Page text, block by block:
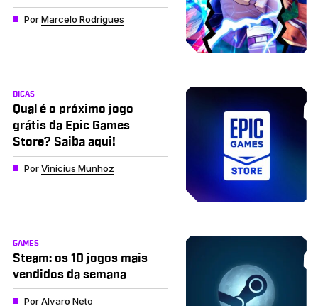
PorMarcelo Rodrigues
DICAS
Qual é o próximo jogo
grátis da Epic Games
Store? Saiba aqui!
PorVinícius Munhoz
GAMES
Steam: os 10 jogos mais
vendidos da semana
PorAlvaro Neto